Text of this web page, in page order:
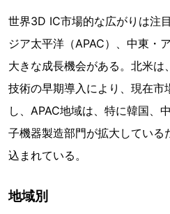
世界3D IC市場的な広がりは注
ジア太平洋（APAC）、中東・
大きな成長機会がある。北米
技術の早期導入により、現在市
し、APAC地域は、特に韓国、
子機器製造部門が拡大している
込まれている。
地域別